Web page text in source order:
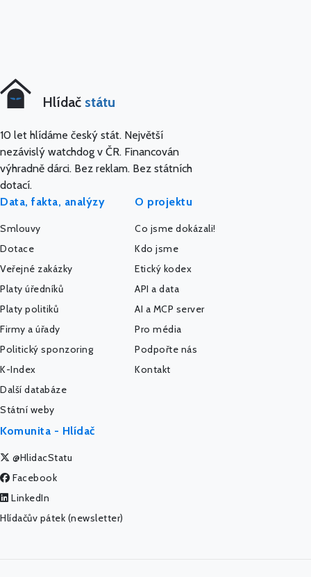
Hlídač státu
10 let hlídáme český stát. Největší
nezávislý watchdog v ČR. Financován
výhradně dárci. Bez reklam. Bez státních
dotací.
Data, fakta, analýzy
Smlouvy
Dotace
Veřejné zakázky
Platy úředníků
Platy politiků
Firmy a úřady
Politický sponzoring
K-Index
Další databáze
Státní weby
O projektu
Co jsme dokázali!
Kdo jsme
Etický kodex
API a data
AI a MCP server
Pro média
Podpořte nás
Kontakt
Komunita - Hlídač
@HlidacStatu
Facebook
LinkedIn
Hlídačův pátek (newsletter)